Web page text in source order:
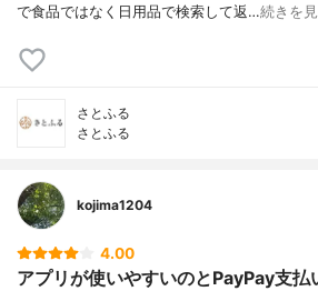
で食品ではなく日用品で検索して返…続きを
さとふる
さとふる
kojima1204
4.00
アプリが使いやすいのとPayPay支払